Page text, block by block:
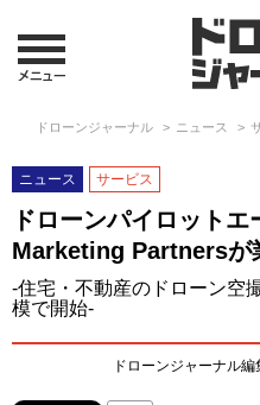
ドローンジャーナル ニュース
ニュース サービス
ドローンパイロット
Marketing Partnersが
-住宅・不動産のドローン空
模で開始-
ドローンジャーナル